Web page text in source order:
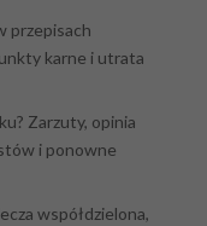
przepisach
karne i utrata
Zarzuty, opinia
i ponowne
współdzielona,